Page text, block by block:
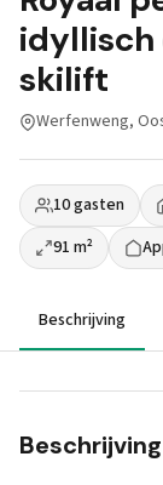
idyllisch
skilift
Werfenweng,
10 gasten
91 m²
Beschrijving
Beschrijving